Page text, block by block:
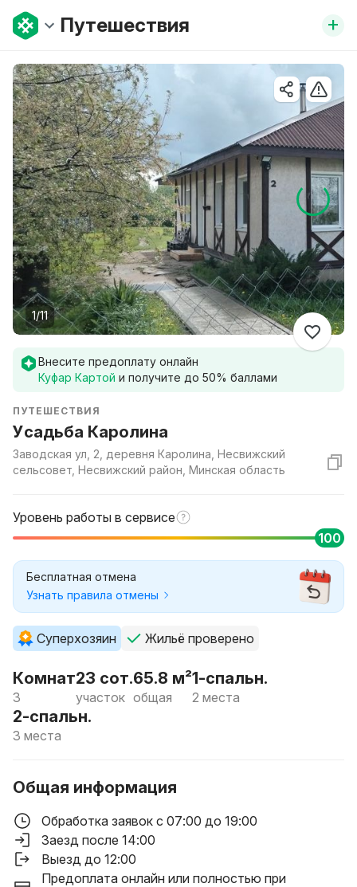
Путешествия +
1/11
Внесите предоплату онлайн
Куфар Картой и получите до 50% баллами
ПУТЕШЕСТВИЯ
Усадьба Каролина
Заводская ул, 2, деревня Каролина, Несвижский
сельсовет, Несвижский район, Минская область
Уровень работы в сервисе
100
Бесплатная отмена
Узнать правила отмены
Суперхозяин Жильё проверено
Комнат
3
23 сот.
участок
65.8 м²
общая
1-спальн.
2 места
2-спальн.
3 места
Общая информация
Обработка заявок с 07:00 до 19:00
Заезд после 14:00
Выезд до 12:00
Предоплата онлайн или полностью при